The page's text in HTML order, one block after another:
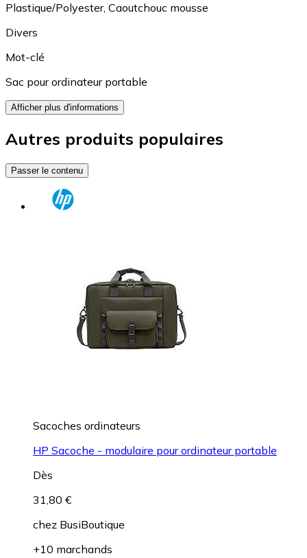
Plastique/Polyester, Caoutchouc mousse
Divers
Mot-clé
Sac pour ordinateur portable
Afficher plus d'informations
Autres produits populaires
Passer le contenu
Sacoches ordinateurs
HP Sacoche - modulaire pour ordinateur portable
Dès
31,80 €
chez BusiBoutique
+10 marchands